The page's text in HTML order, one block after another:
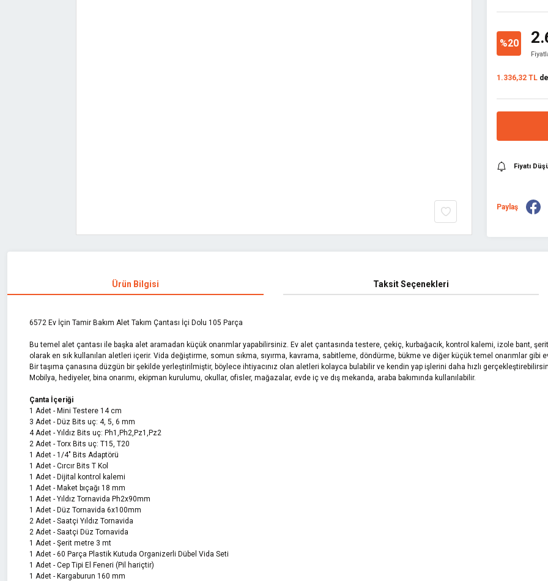
%20
1.336,32 TL
Fiyatı
Paylaş
Ürün Bilgisi Taksit Seçenekleri
6572 Ev İçin Tamir Bakım Alet Takım Çantası İçi Dolu 105 Parça
Bu temel alet çantası ile başka alet aramadan küçük onarımlar yapabilirsiniz. Ev alet çantasında testere, çekiç, kurbağacık, kontrol kalemi, izole bant,
olarak en sık kullanılan aletleri içerir. Vida değiştirme, somun sıkma, sıyırma, kavrama, sabitleme, döndürme, bükme ve diğer küçük temel onarımlar gibi
Bir taşıma çanasına düzgün bir şekilde yerleştirilmiştir, böylece ihtiyacınız olan aletleri kolayca bulabilir ve kendin yap işlerini daha hızlı
Mobilya, hediyeler, bina onarımı, ekipman kurulumu, okullar, ofisler, mağazalar, evde iç ve dış mekanda, araba bakımında kullanılabilir.
Çanta İçeriği
1 Adet - Mini Testere 14 cm
3 Adet - Düz Bits uç: 4, 5, 6 mm
4 Adet - Yıldız Bits uç: Ph1,Ph2,Pz1,Pz2
2 Adet - Torx Bits uç: T15, T20
1 Adet - 1/4" Bits Adaptörü
1 Adet - Cırcır Bits T Kol
1 Adet - Dijital kontrol kalemi
1 Adet - Maket bıçağı 18 mm
1 Adet - Yıldız Tornavida Ph2x90mm
1 Adet - Düz Tornavida 6x100mm
2 Adet - Saatçi Yıldız Tornavida
2 Adet - Saatçi Düz Tornavida
1 Adet - Şerit metre 3 mt
1 Adet - 60 Parça Plastik Kutuda Organizerli Dübel Vida Seti
1 Adet - Cep Tipi El Feneri (Pil hariçtir)
1 Adet - Kargaburun 160 mm